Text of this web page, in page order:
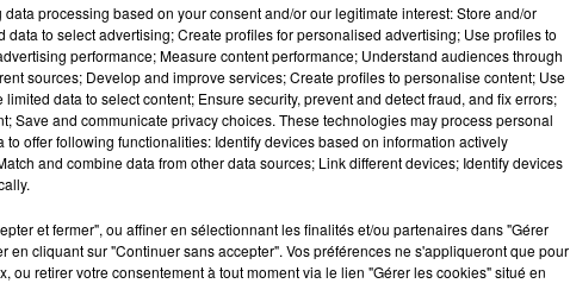
processing based on your consent and/or our legitimate interest: Store and/or
to select advertising; Create profiles for personalised advertising; Use profiles to
performance; Measure content performance; Understand audiences through
sources; Develop and improve services; Create profiles to personalise content; Use
data to select content; Ensure security, prevent and detect fraud, and fix errors;
Save and communicate privacy choices. These technologies may process personal
offer following functionalities: Identify devices based on information actively
and combine data from other data sources; Link different devices; Identify devices
et fermer", ou affiner en sélectionnant les finalités et/ou partenaires dans "Gérer
en cliquant sur "Continuer sans accepter". Vos préférences ne s'appliqueront que pour
ou retirer votre consentement à tout moment via le lien "Gérer les cookies" situé en